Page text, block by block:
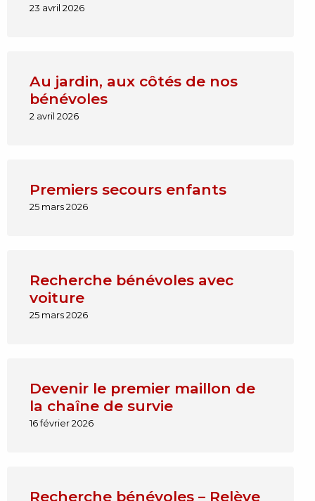
23 avril 2026
Au jardin, aux côtés de nos
bénévoles
2 avril 2026
Premiers secours enfants
25 mars 2026
Recherche bénévoles avec
voiture
25 mars 2026
Devenir le premier maillon de
la chaîne de survie
16 février 2026
Recherche bénévoles – Relève